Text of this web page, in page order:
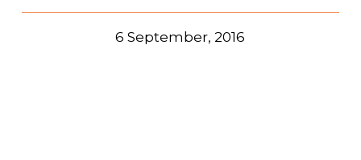
6 September, 2016